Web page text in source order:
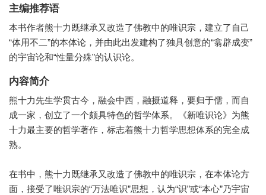
主编推荐语
本书作者熊十力既继承又改造了佛教中的唯识宗，建立了自己
“体用不二”的本体论，并由此出发建构了独具创意的“翕辟成变”
的宇宙论和“性量分殊”的认识论。
内容简介
熊十力先生学贯古今，融会中西，融摄道释，要归于儒，而自
成一家，创立了一个颇具特色的哲学体系。《新唯识论》为熊
十力最主要的哲学著作，标志着熊十力哲学思想体系的完全成
熟。
在书中，熊十力既继承又改造了佛教中的唯识宗，在本体论方
面，接受了唯识宗的“万法唯识”思想，认为“识”或“本心”乃宇宙